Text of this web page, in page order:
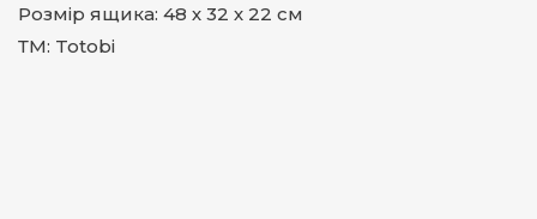
Розмір ящика: 48 х 32 х 22 см
ТМ: Totobi